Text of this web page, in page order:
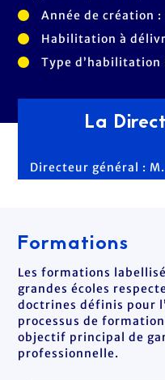
Année de création :
Habilitation à
Type d’habilitation
La
Directeur général : M.
Formations
Les formations
grandes écoles
doctrines définis pour
processus de
objectif principal de
professionnelle.